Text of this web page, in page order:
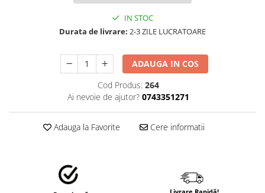
STICKERE PENTRU FIRME
RENAULT CAMIOANE
4X4/OFF ROAD STICKER
IN STOC
Durata de livrare: 2-3 ZILE LUCRATOARE
ADAUGA IN COS
Cod Produs: 264
Ai nevoie de ajutor? 0743351271
Adauga la Favorite Cere informatii